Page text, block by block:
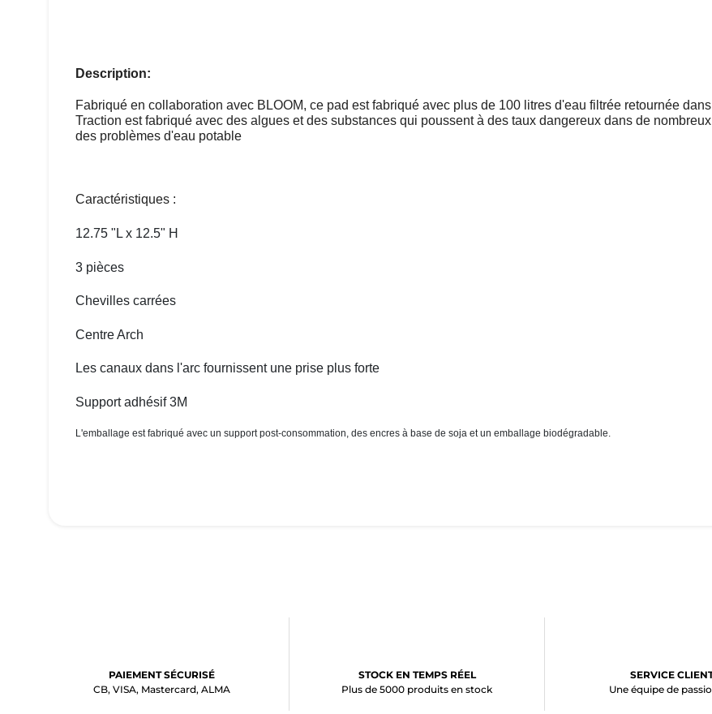
Description:
Fabriqué en collaboration avec BLOOM, ce pad est fabriqué avec plus de 100 litres d'eau filtrée retournée
Traction est fabriqué avec des algues et des substances qui poussent à des taux dangereux dans de
des problèmes d'eau potable
Caractéristiques :
12.75 "L x 12.5" H
3 pièces
Chevilles carrées
Centre Arch
Les canaux dans l'arc fournissent une prise plus forte
Support adhésif 3M
L'emballage est fabriqué avec un support post-consommation, des encres à base de soja et un emballage biodégradable.
PAIEMENT SÉCURISÉ
CB, VISA, Mastercard, ALMA
STOCK EN TEMPS RÉEL
Plus de 5000 produits en stock
SERVICE
Une équipe de